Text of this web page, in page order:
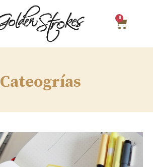
0
Cateogrías